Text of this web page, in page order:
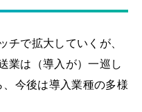
チで拡大していくが、
業は（導入が）一巡し
今後は導入業種の多様